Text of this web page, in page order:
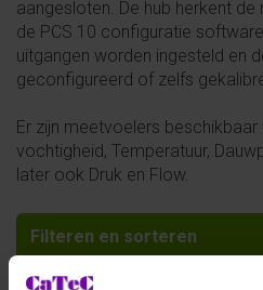
aangesloten. De hub herkent
de PCS 10 configuratie
uitgangen worden ingesteld en
geconfigureerd of zelfs
Er zijn meetvoelers beschikbaar
vochtigheid, Temperatuur,
later ook Druk en Flow.
Filteren en sorteren